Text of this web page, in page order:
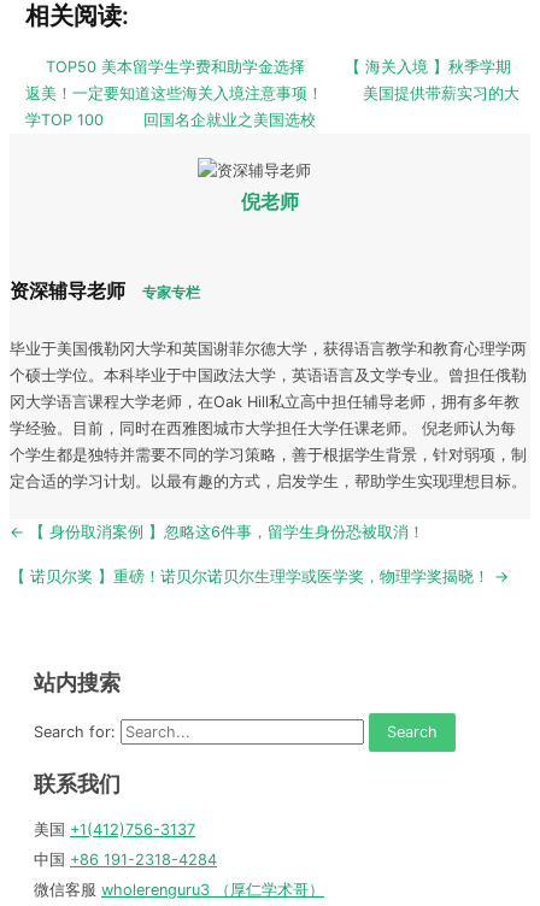
相关阅读:
TOP50 美本留学生学费和助学金选择
【 海关入境 】秋季学期
返美！一定要知道这些海关入境注意事项！
美国提供带薪实习的大
学TOP 100
回国名企就业之美国选校
倪老师
资深辅导老师 专家专栏
毕业于美国俄勒冈大学和英国谢菲尔德大学，获得语言教学和教育心理学两
个硕士学位。本科毕业于中国政法大学，英语语言及文学专业。曾担任俄勒
冈大学语言课程大学老师，在Oak Hill私立高中担任辅导老师，拥有多年教
学经验。目前，同时在西雅图城市大学担任大学任课老师。 倪老师认为每
个学生都是独特并需要不同的学习策略，善于根据学生背景，针对弱项，制
定合适的学习计划。以最有趣的方式，启发学生，帮助学生实现理想目标。
Post
← 【 身份取消案例 】忽略这6件事，留学生身份恐被取消！
【 诺贝尔奖 】重磅！诺贝尔诺贝尔生理学或医学奖，物理学奖揭晓！ →
站内搜索
Search for:
联系我们
美国 +1(412)756-3137
中国 +86 191-2318-4284
微信客服 wholerenguru3 （厚仁学术哥）